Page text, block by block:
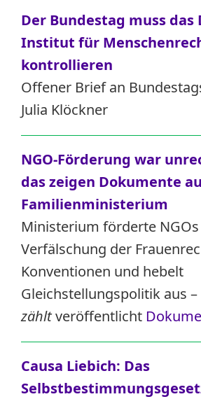
Der Bundestag muss das
Institut für
kontrollieren
Offener Brief an
Julia Klöckner
NGO-Förderung war
das zeigen Dokumente
Familienministerium
Ministerium förderte
Verfälschung der
Konventionen und hebelt
Gleichstellungspolitik aus –
zähltveröffentlicht
Causa Liebich: Das